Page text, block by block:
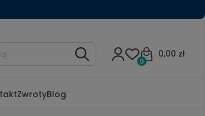
0,00 zł
0
ZwrotyBlog